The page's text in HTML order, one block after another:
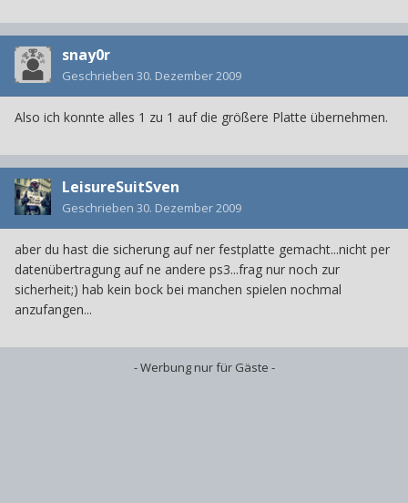
snay0r
Geschrieben 30. Dezember 2009
Also ich konnte alles 1 zu 1 auf die größere Platte übernehmen.
LeisureSuitSven
Geschrieben 30. Dezember 2009
aber du hast die sicherung auf ner festplatte gemacht...nicht per
datenübertragung auf ne andere ps3...frag nur noch zur
sicherheit;) hab kein bock bei manchen spielen nochmal
anzufangen...
- Werbung nur für Gäste -